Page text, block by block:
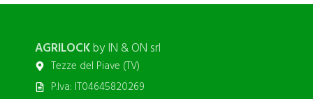
AGRILOCKby IN & ON srl
Tezze del Piave (TV)
P.Iva: IT04645820269